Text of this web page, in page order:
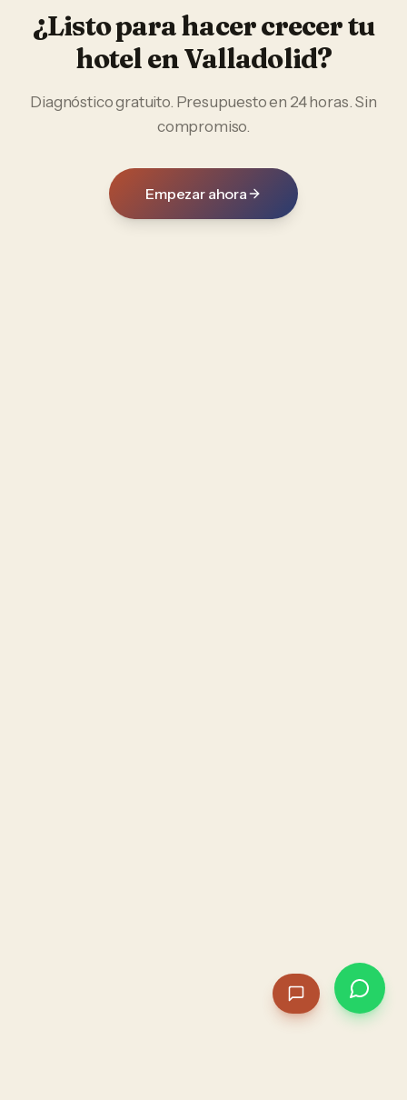
¿Listo para hacer crecer tu
hotelenValladolid?
Diagnóstico gratuito. Presupuesto en 24 horas. Sin
compromiso.
Empezar ahora